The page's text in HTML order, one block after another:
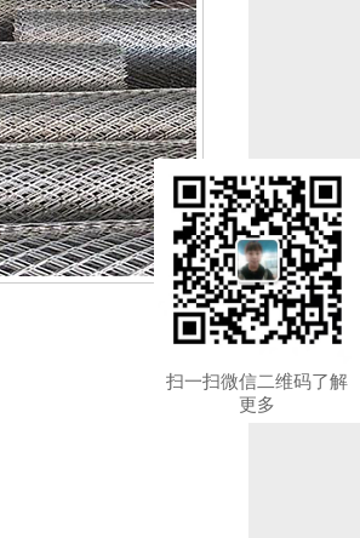
扫一扫微信二维码了解
更多